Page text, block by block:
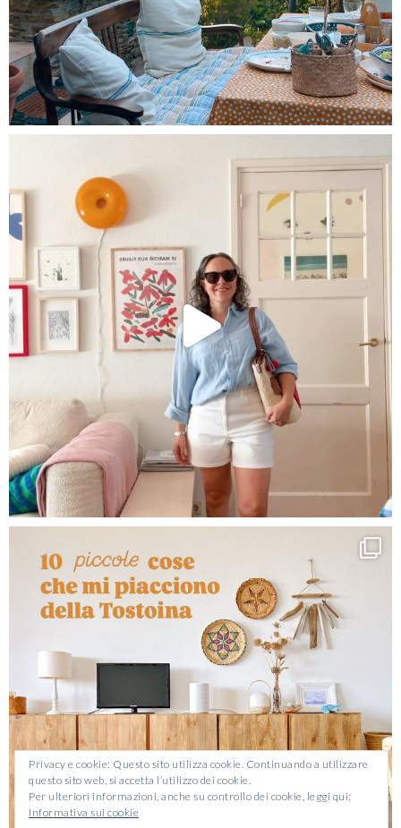
Privacy e cookie: Questo sito utilizza cookie. Continuando a utilizzare
questo sito web, si accetta l’utilizzo dei cookie.
Per ulteriori informazioni, anche su controllo dei cookie, leggi qui:
Informativa sui cookie